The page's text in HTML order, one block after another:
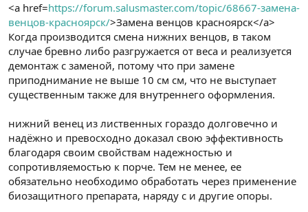
<a href=https://forum.salusmaster.com/topic/68667-замена-
венцов-красноярск/>Замена венцов красноярск</a>
Когда производится смена нижних венцов, в таком
случае бревно либо разгружается от веса и реализуется
демонтаж с заменой, потому что при замене
приподнимание не выше 10 см см, что не выступает
существенным также для внутреннего оформления.
нижний венец из лиственных гораздо долговечно и
надёжно и превосходно доказал свою эффективность
благодаря своим свойствам надежностью и
сопротивляемостью к порче. Тем не менее, ее
обязательно необходимо обработать через применение
биозащитного препарата, наряду с и другие опоры.